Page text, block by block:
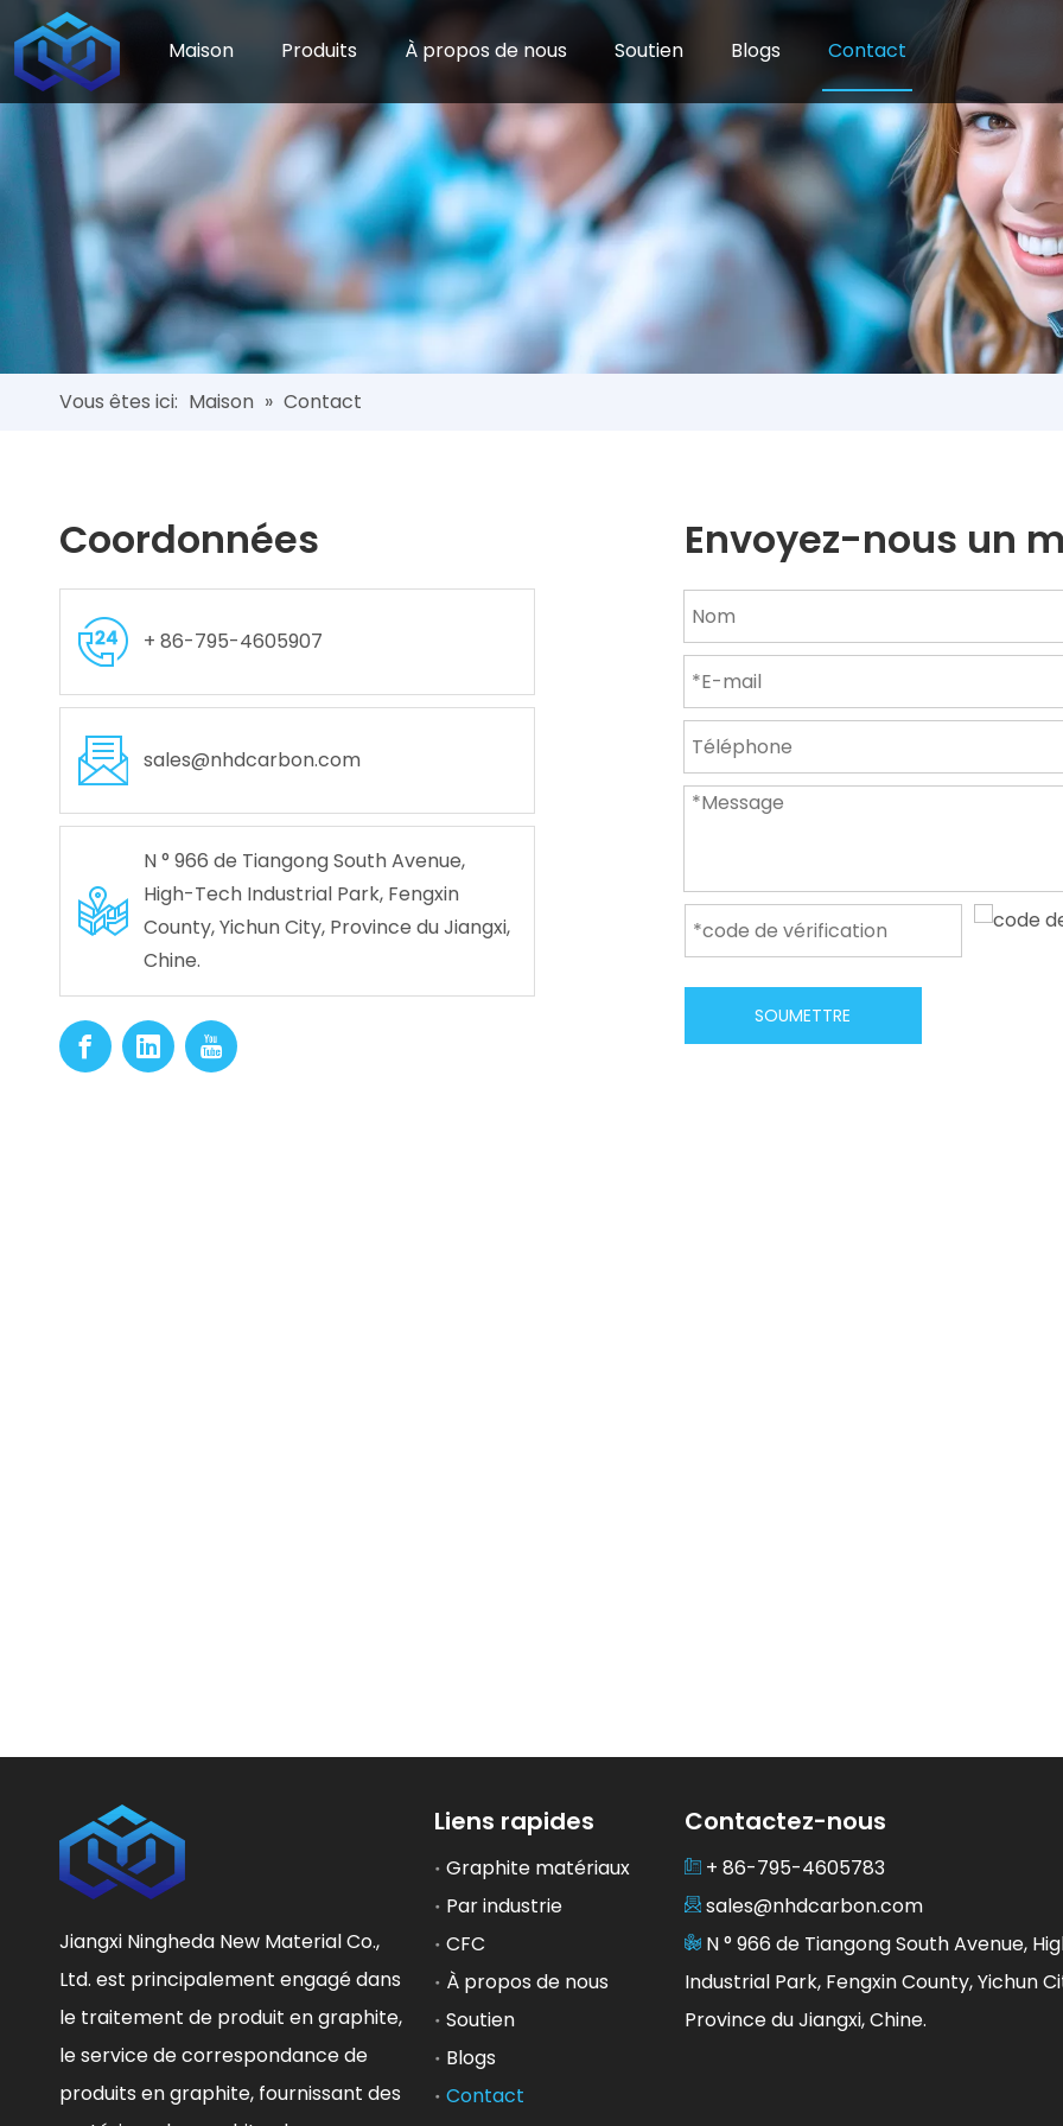
Maison Produits À propos de nous Soutien Blogs Contact
Vous êtes ici: Maison » Contact
Coordonnées
+ 86-795-4605907
sales@nhdcarbon.com
N ° 966 de Tiangong South Avenue,
High-Tech Industrial Park, Fengxin
County, Yichun City, Province du Jiangxi,
Chine.
Envoyez-nous un
SOUMETTRE
Jiangxi Ningheda New Material Co.,
Ltd. est principalement engagé dans
le traitement de produit en graphite,
le service de correspondance de
produits en graphite, fournissant des
Liens rapides
Graphite matériaux
Par industrie
CFC
À propos de nous
Soutien
Blogs
Contact
Contactez-nous
+ 86-795-4605783
sales@nhdcarbon.com
N ° 966 de Tiangong South Avenue,
Industrial Park, Fengxin County, Yichun
Province du Jiangxi, Chine.